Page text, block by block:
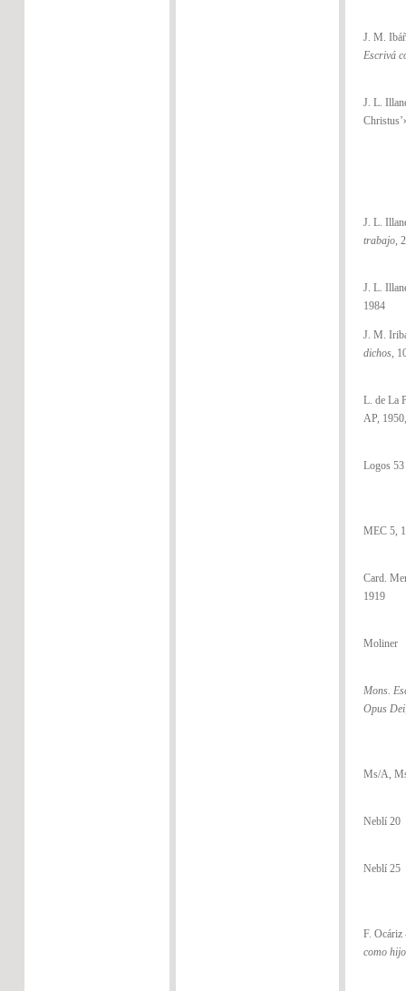
J. M.
Escrivá
J. L.
J. L.
trabajo,
J. L.
1984
J. M.
dichos,
L. de La
AP, 1950,
Logos 53
MEC 5,
Card.
1919
Moliner
Mons.
Opus
Ms/A,
Neblí 20
Neblí 25
F. Ocáriz
como